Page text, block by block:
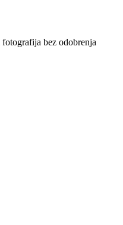
fotografija bez odobrenja